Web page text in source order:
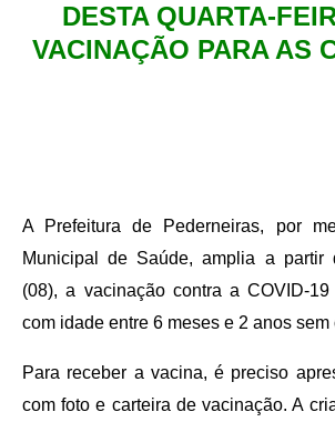
DESTA QUARTA-
VACINAÇÃO PARA AS
A Prefeitura de Pederneiras, por
Municipal de Saúde, amplia a partir
(08), a vacinação contra a COVID-
com idade entre 6 meses e 2 anos sem
Para receber a vacina, é preciso
com foto e carteira de vacinação. A